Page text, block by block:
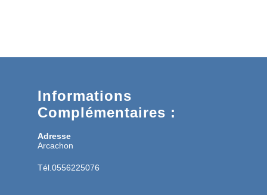
Informations
Complémentaires :
Adresse
Arcachon
Tél.0556225076